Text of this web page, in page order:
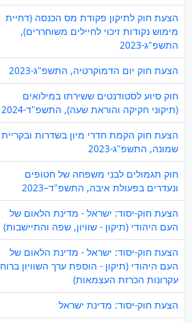
הצעת חוק לתיקון פקודת מס הכנסה (דחיית
מימוש נקודות זיכוי לחיילים משוחררים),
התשפ"ג-2023
הצעת חוק יום הדמוקרטיה, התשפ"ג-2023
חוק סיוע לסטודנטים ששירתו במילואים
(תיקוני חקיקה והוראת שעה), התשפ"ד-2024
הצעת חוק הקמת חדרי מיון בשדרות ובקריית
שמונה, התשפ"ג-2023
חוק תגמולים לבני משפחה של חטופים
ונעדרים בפעולת איבה, התשפ"ד–2023
הצעת חוק-יסוד: ישראל - מדינת הלאום של
העם היהודי (תיקון - שוויון, שפה והתיישבות)
הצעת חוק-יסוד: ישראל - מדינת הלאום של
העם היהודי (תיקון - הוספת ערך השוויון ברוח
עקרונות הכרזת העצמאות)
הצעת חוק-יסוד: מדינת ישראל